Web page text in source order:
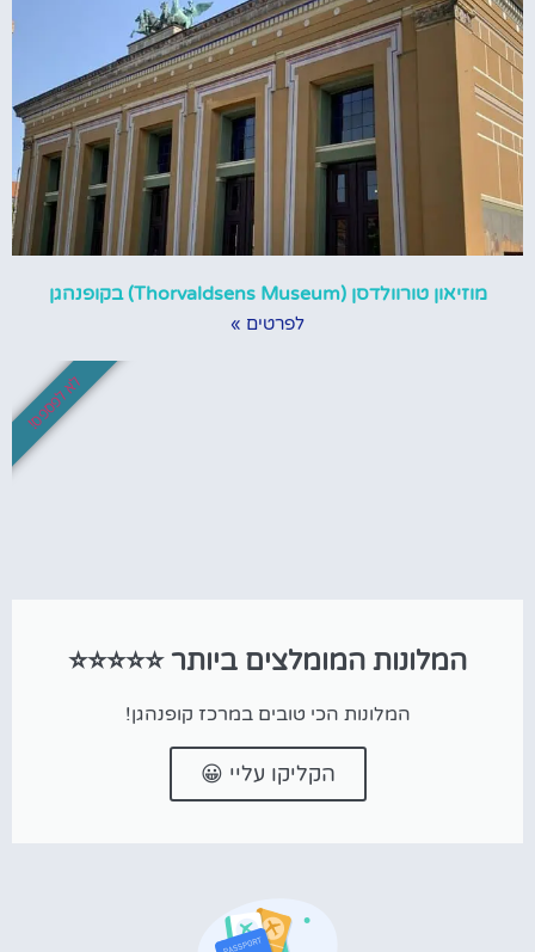
מוזיאון טורוולדסן (Thorvaldsens Museum) בקופנהגן
לפרטים »
המלונות המומלצים ביותר ⭐⭐⭐⭐⭐
המלונות הכי טובים במרכז קופנהגן!
הקליקו עליי 😀
לא לפספס!